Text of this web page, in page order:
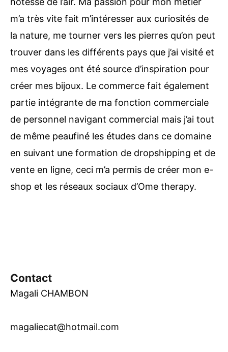
m’a très vite fait m’intéresser aux curiosités de
la nature, me tourner vers les pierres qu’on peut
trouver dans les différents pays que j’ai visité et
mes voyages ont été source d’inspiration pour
créer mes bijoux. Le commerce fait également
partie intégrante de ma fonction commerciale
de personnel navigant commercial mais j’ai tout
de même peaufiné les études dans ce domaine
en suivant une formation de dropshipping et de
vente en ligne, ceci m’a permis de créer mon e-
shop et les réseaux sociaux d’Ome therapy.
Contact
Magali CHAMBON
magaliecat@hotmail.com